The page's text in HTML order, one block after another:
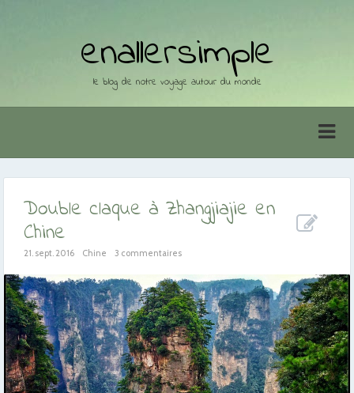
enallersimple
le blog de notre voyage autour du monde
Double claque à Zhangjiajie en
Chine
21. sept. 2016 Chine 3 commentaires